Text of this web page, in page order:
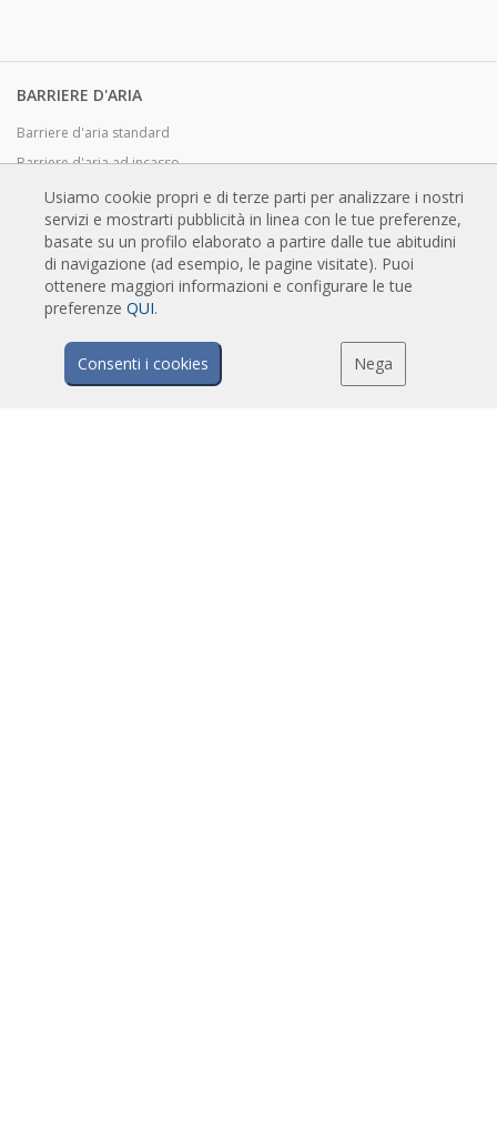
BARRIERE D'ARIA
Barriere d'aria standard
Barriere d'aria ad incasso
Barriere d'aria personalizzabili e di design
Barriere d'aria industriali e per celle frigo
Barriere d'aria su misura e per porte girevoli
Barriere d'aria anti-insetto
Barriere d'aria in pompa di calore ed a risparmio energetico
Barriere a lama d'aria con sistema di sanificazione e disinfezione
Barriere d'aria economiche
Usiamo cookie propri e di terze parti per analizzare i nostri
servizi e mostrarti pubblicità in linea con le tue preferenze,
basate su un profilo elaborato a partire dalle tue abitudini
di navigazione (ad esempio, le pagine visitate). Puoi
ottenere maggiori informazioni e configurare le tue
preferenze QUI.
Consenti i cookies Nega